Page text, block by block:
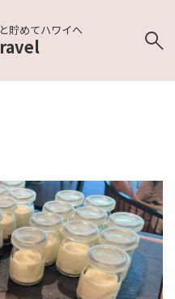
貯めてハワイへ